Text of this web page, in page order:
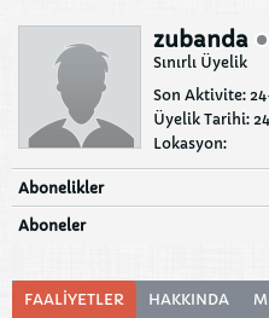
zubanda
Sınırlı Üyelik
Son Aktivite:
Üyelik Tarihi:
Lokasyon:
Abonelikler
Aboneler
FAALIYETLER HAKKINDA